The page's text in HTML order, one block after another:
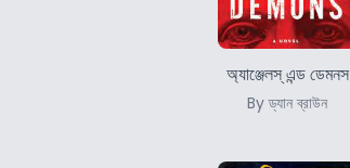
অ্যাঞ্জেলস্‌ এন্ড ডেমনস
By ড্যান ব্রাউন